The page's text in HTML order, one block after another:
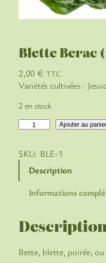
Blette Berac
2,00 € TTC
Variétés cultivées :
2 en stock
a
n
d
e
B
l
Ajouter au
SKU: BLE-1
Description
Informations
Bette, blette, poirée,